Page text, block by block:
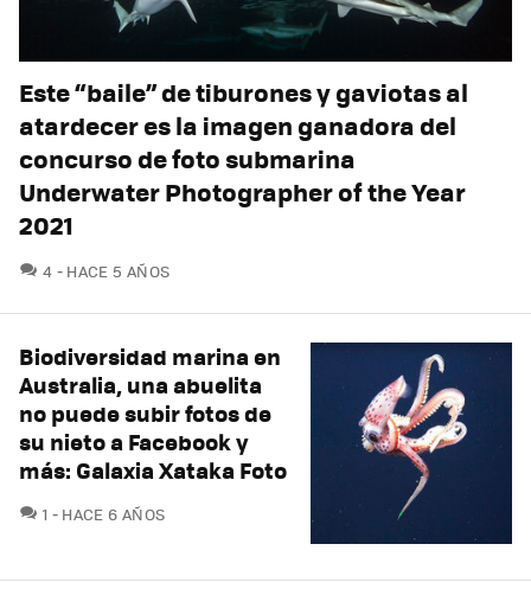
Este “baile” de tiburones y gaviotas al
atardecer es la imagen ganadora del
concurso de foto submarina
Underwater Photographer of the Year
2021
4 COMENTARIOS
HACE 5 AÑOS
Biodiversidad marina en
Australia, una abuelita
no puede subir fotos de
su nieto a Facebook y
más: Galaxia Xataka Foto
1 COMENTARIOS
HACE 6 AÑOS